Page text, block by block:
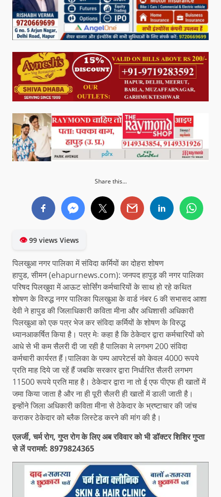
Share this...
👁99 views Views
पिलखुआ नगर पालिका में संविदा कर्मियों का दोहरा शोषण
हापुड, सीमन (ehapurnews.com): जनपद हापुड़ की नगर पालिका
परिषद पिलखुवा में आऊट सोर्सिंग कर्मचारियों के साथ हो रहे कथित
शोषण के विरुद्ध नगर पालिका पिलखुआ के वार्ड नंबर 6 की सभासद आशा
देवी ने हापुड की जिलाधिकारी कविता मीना और अधिशासी अधिकारी
पिलखुआ को एक पत्र भेज कर संविदा कर्मियों के शोषण के विरुद्ध
ध्यानआकर्षित किया है। पत्र मेः कहा है कि ठेकेदार द्वारा कर्मचारियों को
आधे से भी कम सैलरी दी जा रही है पालिका मे लगभग 200 संविदा
कर्मचारी कार्यरत हैं।पालिका के पम्प आपरेटर्स को केवल 4000 रूपये
प्रति माह दिये जा रहें हैं जबकि सरकार द्वारा निर्धारित सैलरी लगभग
11500 रूपये प्रति माह है। ठेकेदार द्वारा ना तो ई एफ पीएफ ही खातों में
जमा किया जाता है और ना ही पूरी सैलरी ही खातों में डाली जाती है।
इन्होंने जिला अधिकारी कविता मीना से ठेकेदार के भ्रष्टाचार की जांच
कराकर ठेकेदार को ब्लैक लिस्टेड करने की मांग की है।
एलर्जी, चर्म रोग, गुप्त रोग के लिए अब रविवार को भी डॉक्टर शिशिर गुप्ता
से लें परामर्श: 8979824365